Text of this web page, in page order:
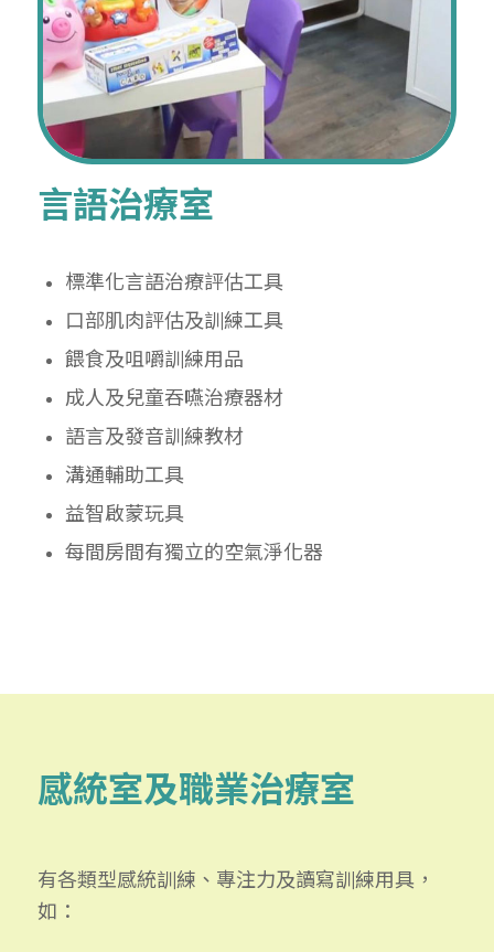
言語治療室
標準化言語治療評估工具
口部肌肉評估及訓練工具
餵食及咀嚼訓練用品
成人及兒童吞嚥治療器材
語言及發音訓練教材
溝通輔助工具
益智啟蒙玩具
每間房間有獨立的空氣淨化器
感統室及職業治療室
有各類型感統訓練、專注力及讀寫訓練用具，
如：